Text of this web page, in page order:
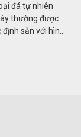
đá tự nhiên
thường được
sẵn với hình